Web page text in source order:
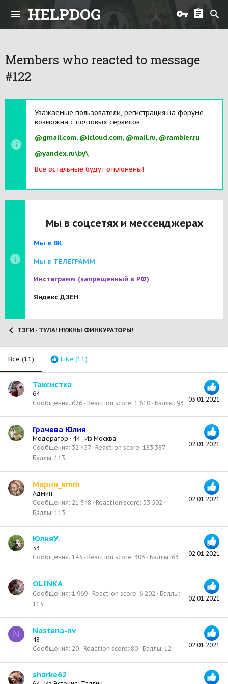
HELPDOG
Members who reacted to message
#122
Уважаемые пользователи, регистрация на форуме
возможна с почтовых сервисов:
@gmail.com, @icloud.com, @mail.ru, @rambler.ru
@yandex.ru\by\
Все остальные будут отклонены!
Мы в соцсетях и мессенджерах
Мы в ВК
Мы в ТЕЛЕГРАММ
Инстаграмм (запрещенный в РФ)
Яндекс ДЗЕН
ТЭГИ - ТУЛА! НУЖНЫ ФИНКУРАТОРЫ!
Все (11) Like (11)
03.01.2021
Таксистка
64
Сообщения 626 Reaction score 1 610 Баллы 93
02.01.2021
Грачева Юлия
Модератор · 44 · Из Москва
Сообщения 32 457 Reaction score 183 387
Баллы 113
02.01.2021
Мария_kmm
Админ
Сообщения 21 548 Reaction score 33 502
Баллы 113
02.01.2021
ЮлияУ.
53
Сообщения 143 Reaction score 303 Баллы 63
02.01.2021
OLINKA
Сообщения 1 969 Reaction score 6 202
Баллы
113
N
02.01.2021
Nastena-nv
48
Сообщения 20 Reaction score 80 Баллы 12
sharke62